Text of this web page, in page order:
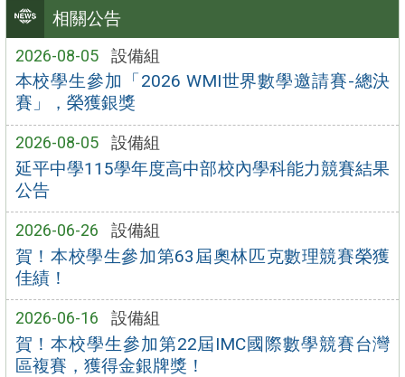
相關公告
2026-08-05 設備組
本校學生參加「2026 WMI世界數學邀請賽-總決
賽」，榮獲銀獎
2026-08-05 設備組
延平中學115學年度高中部校內學科能力競賽結果
公告
2026-06-26 設備組
賀！本校學生參加第63屆奧林匹克數理競賽榮獲
佳績！
2026-06-16 設備組
賀！本校學生參加第22屆IMC國際數學競賽台灣
區複賽，獲得金銀牌獎！